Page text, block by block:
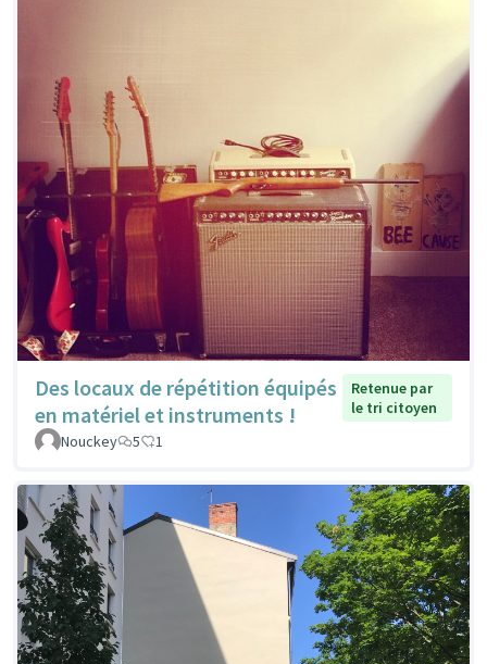
Des locaux de répétition équipés
en matériel et instruments !
Retenue par
le tri citoyen
Nouckey
5 1